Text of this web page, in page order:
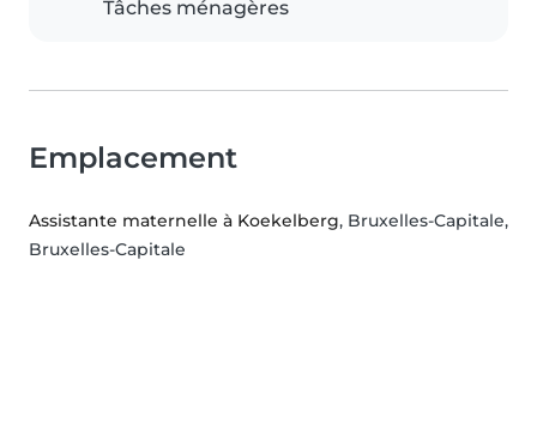
Tâches ménagères
Emplacement
Assistante maternelle à Koekelberg, Bruxelles-Capitale,
Bruxelles-Capitale